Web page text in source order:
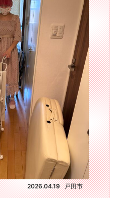
2026.04.19 戸田市